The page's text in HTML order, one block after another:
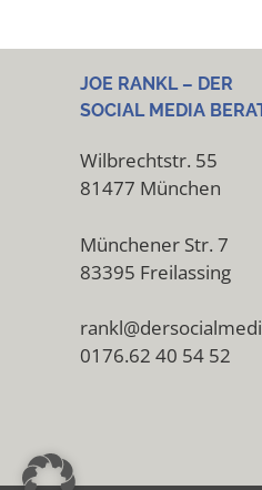
JOE RANKL – DER
SOCIAL MEDIA
Wilbrechtstr. 55
81477 München
Münchener Str. 7
83395 Freilassing
0176.62 40 54 52